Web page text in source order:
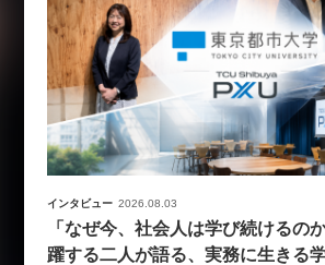
インタビュー 2026.08.03
「なぜ今、社会人は学び続けるの
躍する二人が語る、実務に生きる